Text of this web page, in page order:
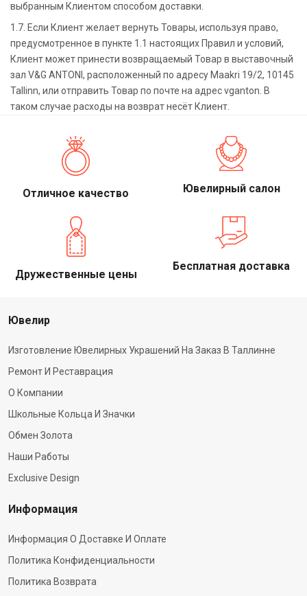
выбранным Клиентом способом доставки.
1.7. Если Клиент желает вернуть Товары, используя право,
предусмотренное в пункте 1.1 настоящих Правил и условий,
Клиент может принести возвращаемый Товар в выставочный
зал V&G ANTONI, расположенный по адресу Maakri 19/2, 10145
Tallinn, или отправить Товар по почте на адрес vganton. В
таком случае расходы на возврат несёт Клиент.
Отличное качество Ювелирный салон
Дружественные цены
Бесплатная доставка
Ювелир
Изготовление Ювелирных Украшений На Заказ В Таллинне
Ремонт И Реставрация
О Компании
Школьные Кольца И Значки
Обмен Золота
Наши Работы
Exclusive Design
Информация
Информация О Доставке И Оплате
Политика Конфиденциальности
Политика Возврата